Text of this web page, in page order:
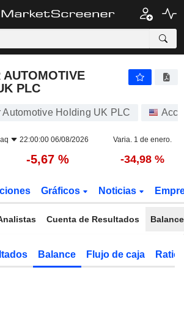
AUTOMOTIVE
PLC
Automotive Holding UK PLC
22:00:00 06/08/2026 Varia. 1 de enero.
-5,67 % -34,98 %
Gráficos Noticias
Cuenta de Resultados Balance
Balance Flujo de caja